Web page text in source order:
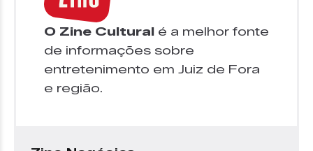
O Zine Cultural é a melhor fonte
de informações sobre
entretenimento em Juiz de Fora
e região.